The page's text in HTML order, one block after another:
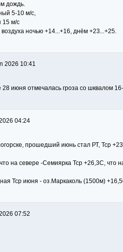
дождь.
5-10 м/с,
15 м/с
ночью +14...+16, днём +23...+25.
2026 10:41
июня отмечалась гроза со шквалом
04:24
прошедший июнь стал РТ, Тср
что на севере -Семиярка Тср +26,3С,
Тср июня - оз.Маркаколь (1500м)
07:52